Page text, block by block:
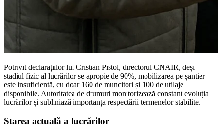
Potrivit declarațiilor lui Cristian Pistol, directorul CNAIR, deși
stadiul fizic al lucrărilor se apropie de 90%, mobilizarea pe șantier
este insuficientă, cu doar 160 de muncitori și 100 de utilaje
disponibile. Autoritatea de drumuri monitorizează constant evoluția
lucrărilor și subliniază importanța respectării termenelor stabilite.
Starea actuală a lucrărilor